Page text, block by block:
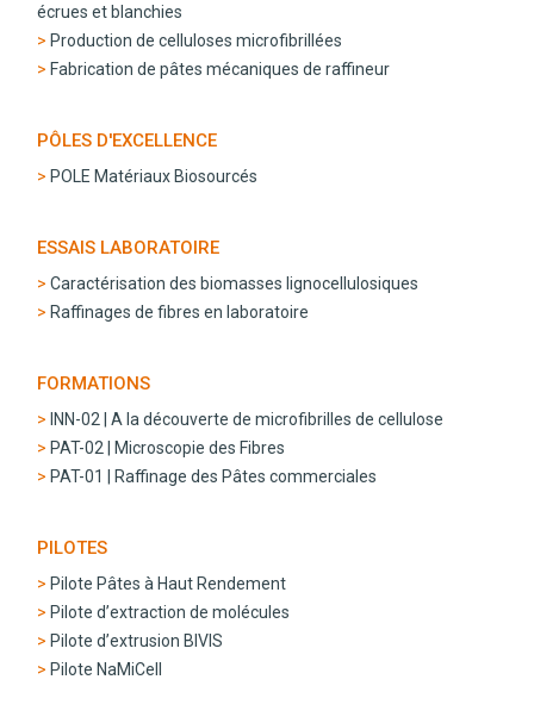
écrues et blanchies
Production de celluloses microfibrillées
Fabrication de pâtes mécaniques de raffineur
PÔLES D'EXCELLENCE
POLE Matériaux Biosourcés
ESSAIS LABORATOIRE
Caractérisation des biomasses lignocellulosiques
Raffinages de fibres en laboratoire
FORMATIONS
INN-02 | A la découverte de microfibrilles de cellulose
PAT-02 | Microscopie des Fibres
PAT-01 | Raffinage des Pâtes commerciales
PILOTES
Pilote Pâtes à Haut Rendement
Pilote d’extraction de molécules
Pilote d’extrusion BIVIS
Pilote NaMiCell